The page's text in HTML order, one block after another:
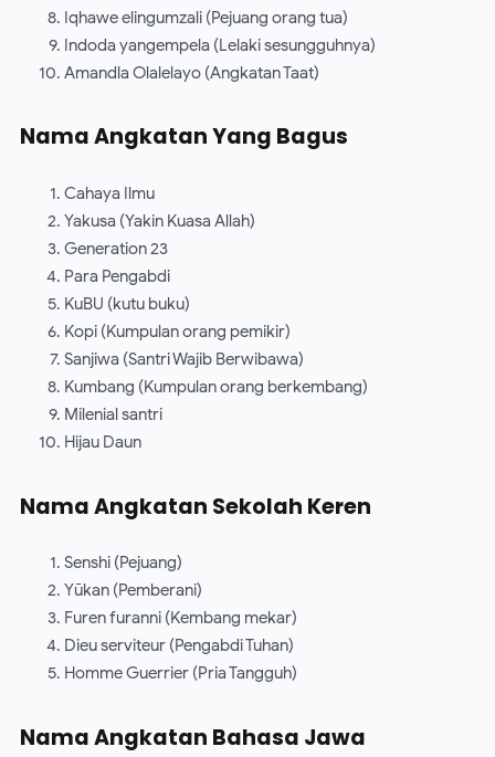
Iqhawe elingumzali (Pejuang orang tua)
Indoda yangempela (Lelaki sesungguhnya)
Amandla Olalelayo (Angkatan Taat)
Nama Angkatan Yang Bagus
Cahaya Ilmu
Yakusa (Yakin Kuasa Allah)
Generation 23
Para Pengabdi
KuBU (kutu buku)
Kopi (Kumpulan orang pemikir)
Sanjiwa (Santri Wajib Berwibawa)
Kumbang (Kumpulan orang berkembang)
Milenial santri
Hijau Daun
Nama Angkatan Sekolah Keren
Senshi (Pejuang)
Yūkan (Pemberani)
Furen furanni (Kembang mekar)
Dieu serviteur (Pengabdi Tuhan)
Homme Guerrier (Pria Tangguh)
Nama Angkatan Bahasa Jawa